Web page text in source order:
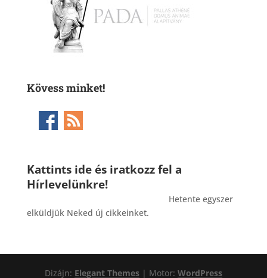
Kövess minket!
Kattints ide és iratkozz fel a
Hírlevelünkre!
Hetente egyszer
elküldjük Neked új cikkeinket.
Dizájn: Elegant Themes| Motor: WordPress